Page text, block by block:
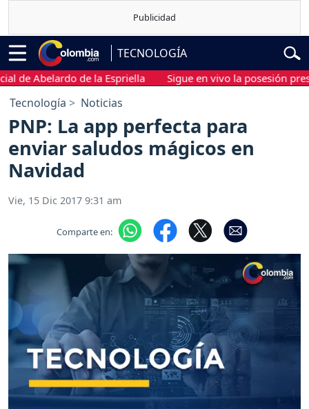
TECNOLOGÍA
Abelardo de la Espriella Sigue en vivo la posesión
Tecnología Noticias
PNP: La app perfecta para
enviar saludos mágicos en
Navidad
Vie, 15 Dic 2017 9:31 am
Comparte en: